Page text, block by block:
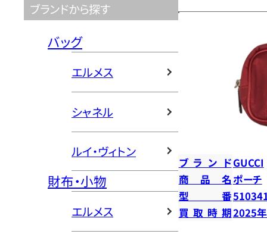
ブランドから探す
バッグ
エルメス
シャネル
ルイ・ヴィトン
財布・小物
エルメス
ブランドGUCCI
商品名ポーチ
型番
買取時期2025